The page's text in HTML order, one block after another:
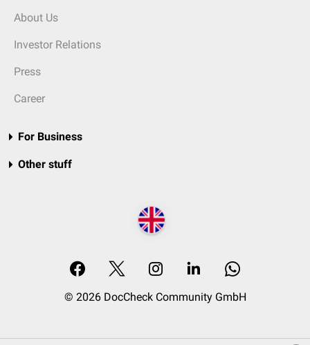
About Us
Investor Relations
Press
Career
For Business
Other stuff
© 2026 DocCheck Community GmbH